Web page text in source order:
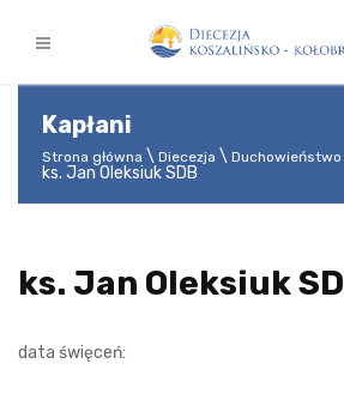
Kapłani
Strona główna Diecezja Duchowieństwo
ks. Jan Oleksiuk SDB
ks. Jan Oleksiuk
data święceń: